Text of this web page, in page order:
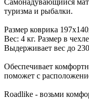
Самонадувающийся
туризма и рыбалки.
Размер коврика
Вес: 4 кг. Размер в
Выдерживает вес до 230
Обеспечивает
поможет с
Roadlike - возьми